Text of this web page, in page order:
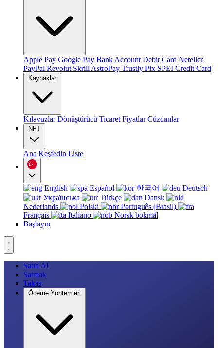
Apple Pay Google Pay Bank Account Debit Card Neteller
PayPal Revolut Skrill AstroPay Trustly Pix SPEI Credit Card
Kaynaklar
KılavuzlarDönüştürücü Ticaret FiyatlarCüzdanlar
NFT
Ana Keşfedin Liste
English Español 한국어
Deutsch
Українська
Türkçe
Dansk
Nederlands
Polski
Português (Brasil)
Français
Italiano
Norsk bokmål
Başlayın
Satın Al
Satmak
Takas
Ödeme Yöntemleri